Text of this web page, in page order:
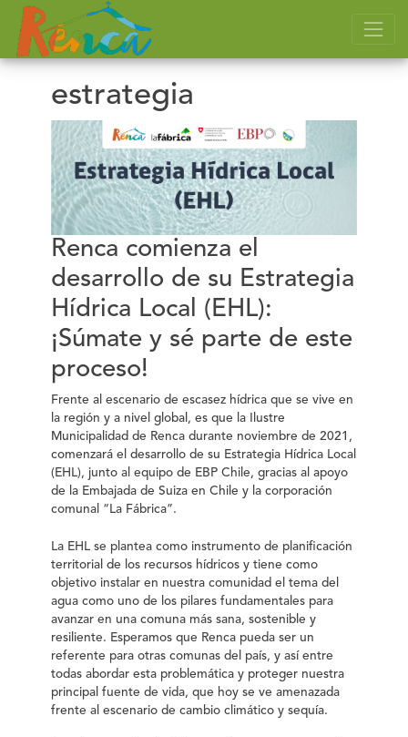
estrategia
Renca comienza el
desarrollo de su Estrategia
Hídrica Local (EHL):
¡Súmate y sé parte de este
proceso!
Frente al escenario de escasez hídrica que se vive en
la región y a nivel global, es que la Ilustre
Municipalidad de Renca durante noviembre de 2021,
comenzará el desarrollo de su Estrategia Hídrica Local
(EHL), junto al equipo de EBP Chile, gracias al apoyo
de la Embajada de Suiza en Chile y la corporación
comunal “La Fábrica”.
La EHL se plantea como instrumento de planificación
territorial de los recursos hídricos y tiene como
objetivo instalar en nuestra comunidad el tema del
agua como uno de los pilares fundamentales para
avanzar en una comuna más sana, sostenible y
resiliente. Esperamos que Renca pueda ser un
referente para otras comunas del país, y así entre
todas abordar esta problemática y proteger nuestra
principal fuente de vida, que hoy se ve amenazada
frente al escenario de cambio climático y sequía.